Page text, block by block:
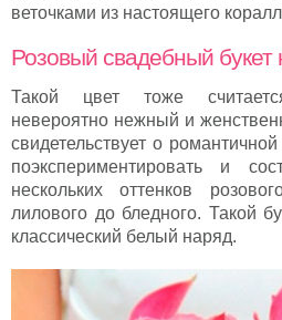
веточками из настоящего
Розовый свадебный букет
Такой цвет тоже
невероятно нежный и
свидетельствует о
поэкспериментировать и
нескольких оттенков
лилового до бледного. Такой
классический белый наряд.